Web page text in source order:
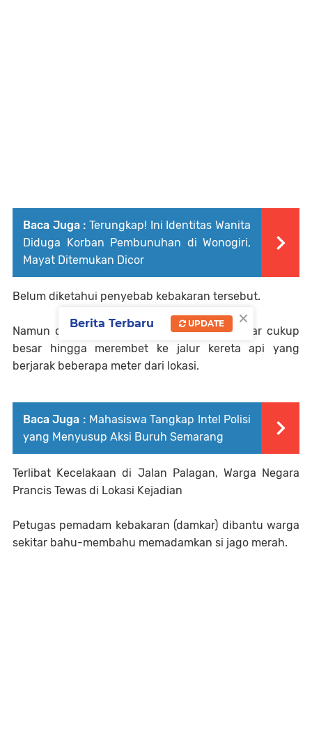
Baca Juga : Terungkap! Ini Identitas Wanita
Diduga Korban Pembunuhan di Wonogiri,
Mayat Ditemukan Dicor
Belum diketahui penyebab kebakaran tersebut.
Namun dari video yang tersebar, api berkobar cukup
besar hingga merembet ke jalur kereta api yang
berjarak beberapa meter dari lokasi.
Baca Juga : Mahasiswa Tangkap Intel Polisi
yang Menyusup Aksi Buruh Semarang
Terlibat Kecelakaan di Jalan Palagan, Warga Negara
Prancis Tewas di Lokasi Kejadian
Petugas pemadam kebakaran (damkar) dibantu warga
sekitar bahu-membahu memadamkan si jago merah.
×
Berita Terbaru UPDATE